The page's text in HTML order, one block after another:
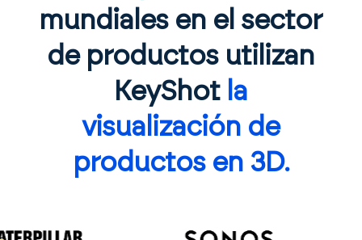
mundiales en el sector
de productos utilizan
KeyShot la
visualización de
productos en 3D.